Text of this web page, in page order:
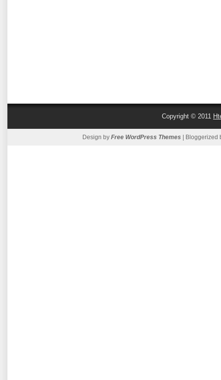
Copyright © 2011
Design by Free WordPress Themes | Bloggerized